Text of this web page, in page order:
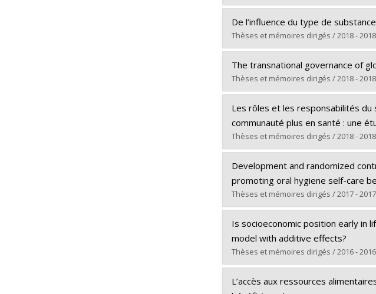
Lien vers le document dans
Diplômé(e) : Pillet, Amandine
Cycle : Maîtrise
Diplôme obtenu :M. Sc.
Lien vers le document dans
De l’influence du type de
Thèses et mémoires dirigés / 2018 - 2018
Diplômé(e) :Caron, Jean-Bruno
Cycle : Maîtrise
Diplôme obtenu :M. Sc.
Lien vers le document dans
The transnational governance of
Thèses et mémoires dirigés / 2018 - 2018
Diplômé(e) :Jones, Catherine M.
Cycle :Doctorat
Diplôme obtenu :Ph. D.
Lien vers le document dans
Les rôles et les responsabilités du
communauté plus en santé : une
Thèses et mémoires dirigés / 2018 - 2018
Diplômé(e) :Demesier, Katia
Cycle :Maîtrise
Diplôme obtenu :M. Sc.
Lien vers le document dans
Development and randomized
promoting oral hygiene self-care
Thèses et mémoires dirigés / 2017 - 2017
Diplômé(e) :Kaur, Navdeep
Cycle :Doctorat
Diplôme obtenu :Ph. D.
Lien vers le document dans
Is socioeconomic position early in
model with additive effects?
Thèses et mémoires dirigés / 2016 - 2016
Diplômé(e) :Juneau, Carl-Etienne
L’accès aux ressources